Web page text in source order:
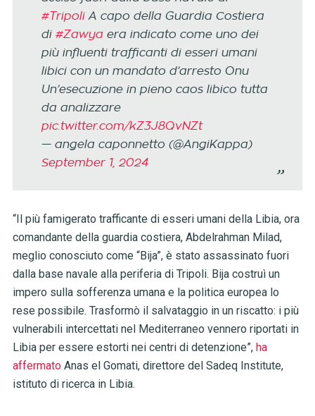
#TripoliA capo della Guardia Costiera
di #Zawyaera indicato come uno dei
più influenti trafficanti di esseri umani
libici con un mandato d’arresto Onu
Un’esecuzione in pieno caos libico tutta
da analizzare
pic.twitter.com/kZ3J8QvNZt
— angela caponnetto (@AngiKappa)
September 1, 2024
“Il più famigerato trafficante di esseri umani della Libia, ora
comandante della guardia costiera, Abdelrahman Milad,
meglio conosciuto come “Bija”, è stato assassinato fuori
dalla base navale alla periferia di Tripoli. Bija costruì un
impero sulla sofferenza umana e la politica europea lo
rese possibile. Trasformò il salvataggio in un riscatto: i più
vulnerabili intercettati nel Mediterraneo vennero riportati in
Libia per essere estorti nei centri di detenzione”, ha
affermatoAnas el Gomati, direttore del Sadeq Institute,
istituto di ricerca in Libia.